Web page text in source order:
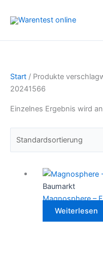
Inhalt
Start / Produkte
20241566
Einzelnes Ergebnis wird
Baumarkt
Magnosphere –
Weiterlesen